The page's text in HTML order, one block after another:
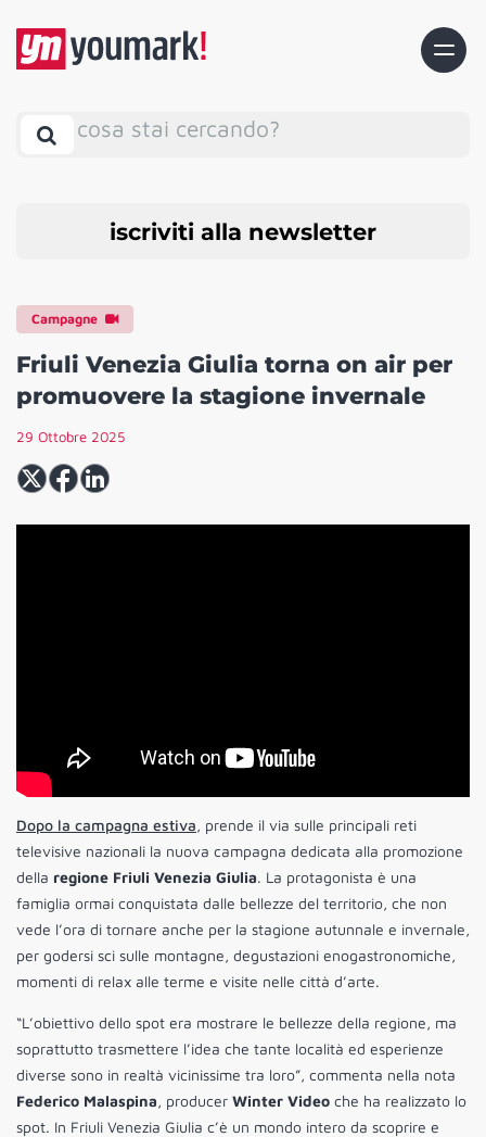
cosa stai cercando?
iscriviti alla newsletter
Campagne
Friuli Venezia Giulia torna on air per
promuovere la stagione invernale
29 Ottobre 2025
Dopo la campagna estiva, prende il via sulle principali reti
televisive nazionali la nuova campagna dedicata alla promozione
della regione Friuli Venezia Giulia. La protagonista è una
famiglia ormai conquistata dalle bellezze del territorio, che non
vede l’ora di tornare anche per la stagione autunnale e invernale,
per godersi sci sulle montagne, degustazioni enogastronomiche,
momenti di relax alle terme e visite nelle città d’arte.
“L’obiettivo dello spot era mostrare le bellezze della regione, ma
soprattutto trasmettere l’idea che tante località ed esperienze
diverse sono in realtà vicinissime tra loro”, commenta nella nota
Federico Malaspina, producer Winter Video che ha realizzato lo
spot. In Friuli Venezia Giulia c’è un mondo intero da scoprire e